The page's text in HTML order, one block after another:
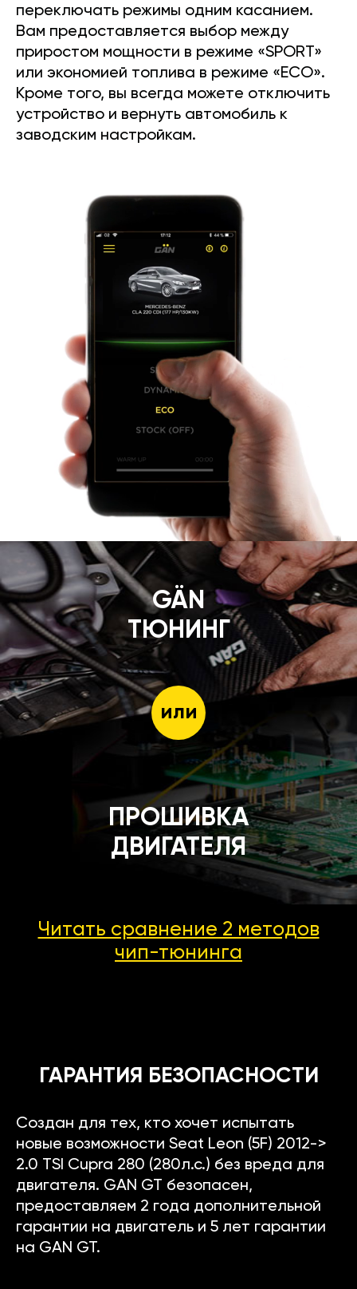
переключать режимы одним касанием.
Вам предоставляется выбор между
приростом мощности в режиме «SPORT»
или экономией топлива в режиме «ECO».
Кроме того, вы всегда можете отключить
устройство и вернуть автомобиль к
заводским настройкам.
GÄN
ТЮНИНГ
или
ПРОШИВКА
ДВИГАТЕЛЯ
Читать сравнение 2 методов
чип-тюнинга
ГАРАНТИЯ БЕЗОПАСНОСТИ
Создан для тех, кто хочет испытать
новые возможности Seat Leon (5F) 2012->
2.0 TSI Cupra 280 (280л.с.) без вреда для
двигателя. GAN GT безопасен,
предоставляем 2 года дополнительной
гарантии на двигатель и 5 лет гарантии
на GAN GT.